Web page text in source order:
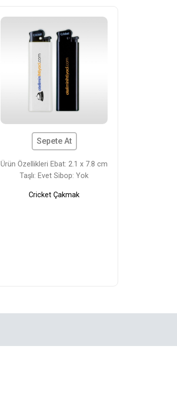
Sepete At
Ürün Özellikleri Ebat: 2.1 x 7.8 cm
Taşlı: Evet Sibop: Yok
Cricket Çakmak